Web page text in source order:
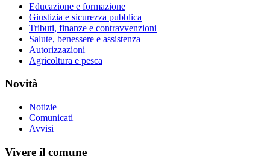
Educazione e formazione
Giustizia e sicurezza pubblica
Tributi, finanze e contravvenzioni
Salute, benessere e assistenza
Autorizzazioni
Agricoltura e pesca
Novità
Notizie
Comunicati
Avvisi
Vivere il comune